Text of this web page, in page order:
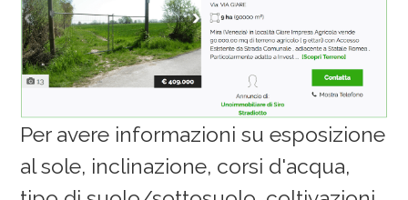
Per avere informazioni su esposizione
al sole, inclinazione, corsi d'acqua,